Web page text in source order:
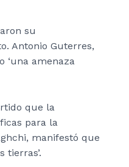
su
Antonio Guterres,
‘una amenaza
que la
para la
manifestó que
tierras’.